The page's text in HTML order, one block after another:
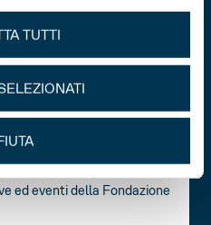
TUTTI
dellaprivacy policy.
dei miei dati personali per
ed eventi della Fondazione